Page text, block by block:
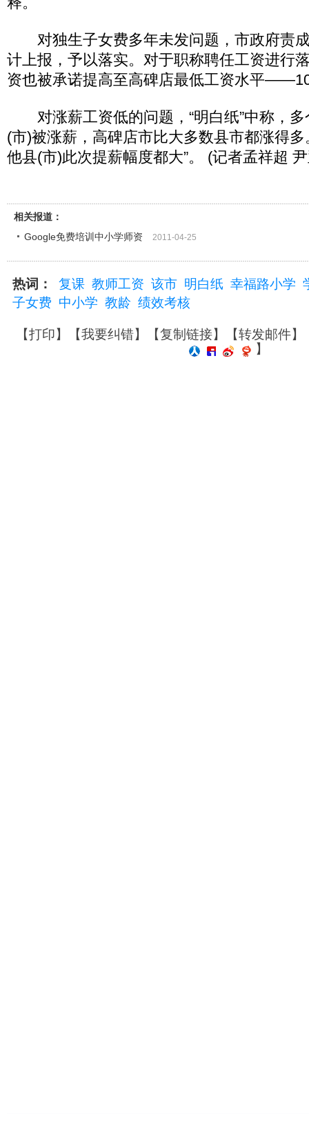
对独生子女费多年未发问题，市政府责
计上报，予以落实。对于职称聘任工资进行
资也被承诺提高至高碑店最低工资水平
对涨薪工资低的问题，“明白纸”中称，多
(市)被涨薪，高碑店市比大多数县市都涨得
他县(市)此次提薪幅度都大”。 (记者孟祥超
相关报道：
Google免费培训中小学师资
2011-04-25
热词： 复课 教师工资 该市 明白纸 幸福路小学
子女费 中小学 教龄 绩效考核
【打印】【我要纠错】【复制链接】【转发邮件】
】